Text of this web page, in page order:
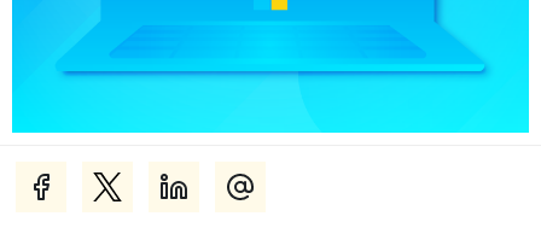
Comment faire une capture d’écran sous
Windows 10 et 11